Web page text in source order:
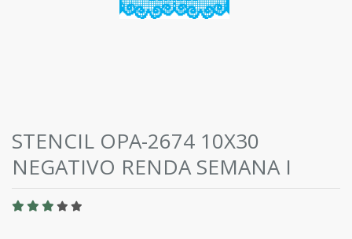
STENCIL OPA-2674 10X30
NEGATIVO RENDA SEMANA I